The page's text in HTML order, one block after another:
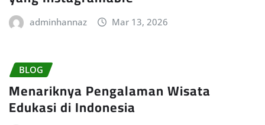
adminhannaz Mar 13, 2026
BLOG
Menariknya Pengalaman Wisata
Edukasi di Indonesia